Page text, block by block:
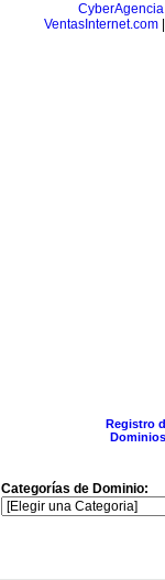
VentasInternet.com
Registro
Categorías de Dominio: